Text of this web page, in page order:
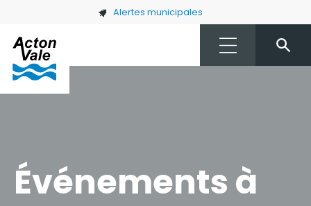
Skip to main content Alertes municipales
Événements à